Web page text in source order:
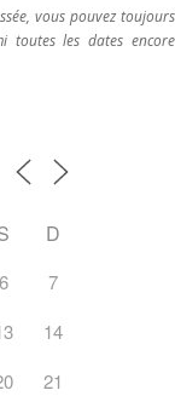
vous pouvez toujours
toutes les dates encore
D
6
7
14
21